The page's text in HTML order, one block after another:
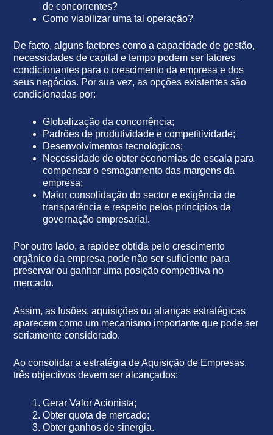
de concorrentes?
Como viabilizar uma tal operação?
De facto, alguns factores como a capacidade de gestão,
necessidades de capital e tempo podem ser fatores
condicionantes para o crescimento da empresa e dos
seus negócios. Por sua vez, as opções existentes são
condicionadas por:
Globalização da concorrência;
Padrões de produtividade e competitividade;
Desenvolvimentos tecnológicos;
Necessidade de obter economias de escala para
compensar o esmagamento das margens da
empresa;
Maior consolidação do sector e exigência de
transparência e respeito pelos princípios da
governação empresarial.
Por outro lado, a rapidez obtida pelo crescimento
orgânico da empresa pode não ser suficiente para
preservar ou ganhar uma posição competitiva no
mercado.
Assim, as fusões, aquisições ou alianças estratégicas
aparecem como um mecanismo importante que pode ser
seriamente considerado.
Ao consolidar a estratégia de Aquisição de Empresas,
três objectivos devem ser alcançados:
Gerar Valor Acionista;
Obter quota de mercado;
Obter ganhos de sinergia.